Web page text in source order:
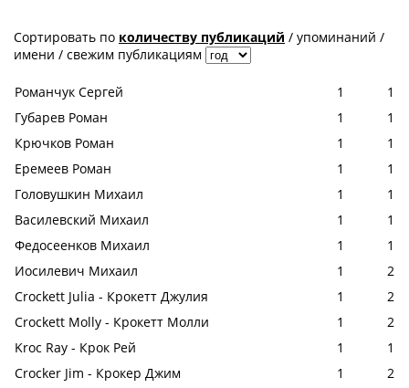
Сортировать по количеству публикаций / упоминаний /
имени / свежим публикациям
Романчук Сергей 1
1
Губарев Роман
1
1
Крючков Роман
1
1
Еремеев Роман
1
1
Головушкин Михаил
1
1
Василевский Михаил
1
1
Федосеенков Михаил
1
1
Иосилевич Михаил
1
2
Crockett Julia - Крокетт Джулия
1
2
Crockett Molly - Крокетт Молли
1
2
Kroc Ray - Крок Рей
1
1
Crocker Jim - Крокер Джим
1
2